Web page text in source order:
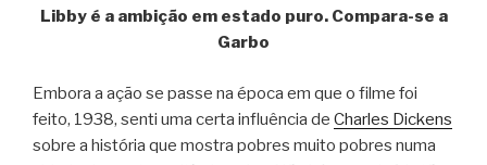
Libby é a ambição em estado puro. Compara-se a
Garbo
Embora a ação se passe na época em que o filme foi
feito, 1938, senti uma certa influência de Charles Dickens
sobre a história que mostra pobres muito pobres numa